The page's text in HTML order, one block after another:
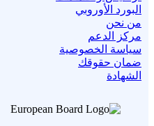
البورد الأوروبي
من نحن
مركز الدعم
سياسة الخصوصية
ضمان حقوقك
الشهادة